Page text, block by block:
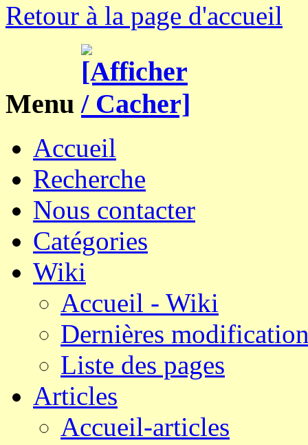
Retour à la page d'accueil
Menu
Accueil
Recherche
Nous contacter
Catégories
Wiki
Accueil - Wiki
Dernières
Liste des pages
Articles
Accueil-articles